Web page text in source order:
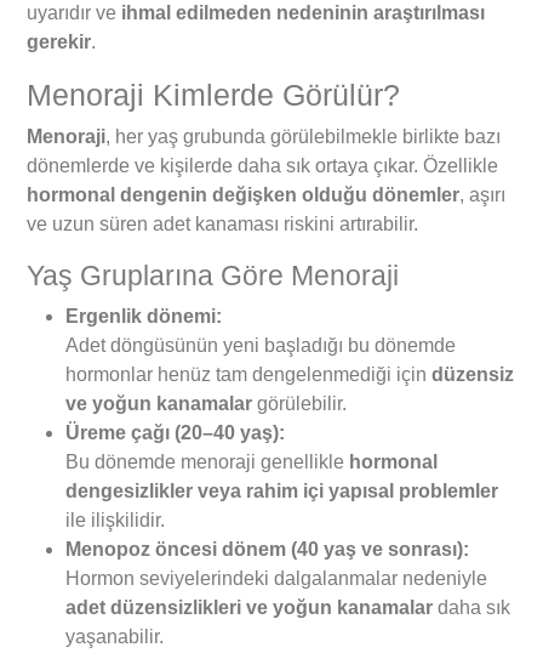
uyarıdır ve ihmal edilmeden nedeninin araştırılması
gerekir.
Menoraji Kimlerde Görülür?
Menoraji, her yaş grubunda görülebilmekle birlikte bazı
dönemlerde ve kişilerde daha sık ortaya çıkar. Özellikle
hormonal dengenin değişken olduğu dönemler, aşırı
ve uzun süren adet kanaması riskini artırabilir.
Yaş Gruplarına Göre Menoraji
Ergenlik dönemi:
Adet döngüsünün yeni başladığı bu dönemde
hormonlar henüz tam dengelenmediği için düzensiz
ve yoğun kanamalar görülebilir.
Üreme çağı (20–40 yaş):
Bu dönemde menoraji genellikle hormonal
dengesizlikler veya rahim içi yapısal problemler
ile ilişkilidir.
Menopoz öncesi dönem (40 yaş ve sonrası):
Hormon seviyelerindeki dalgalanmalar nedeniyle
adet düzensizlikleri ve yoğun kanamalar daha sık
yaşanabilir.